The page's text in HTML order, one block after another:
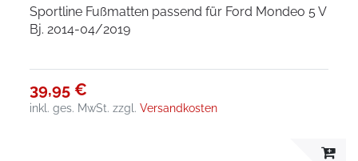
Sportline Fußmatten passend für Ford Mondeo 5 V
Bj. 2014-04/2019
39,95 €
inkl. ges. MwSt. zzgl.Versandkosten